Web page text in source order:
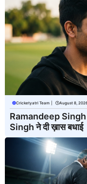
Cricketyatri Team August 8,
Ramandeep
Singh ने दी ख़ास बधाई